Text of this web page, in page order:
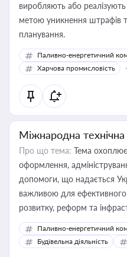
виробляють або
метою уникнення штрафів
планування.
Паливно-енергетичний
Харчова промисловість
Міжнародна
Про що тема: Тема
оформлення,
допомоги, що надається
важливою для ефективного
розвитку, реформ та
Паливно-енергетичний
Будівельна діяльність